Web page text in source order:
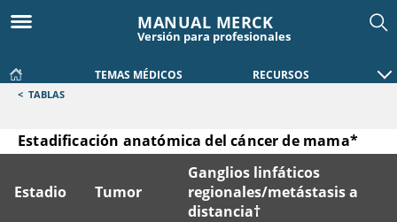
MANUAL MERCK
Versión para profesionales
TEMAS MÉDICOS RECURSOS
< TABLAS
Estadificación anatómica del cáncer de mama*
Estadio Tumor
Ganglios linfáticos
regionales/metástasis a
distancia†